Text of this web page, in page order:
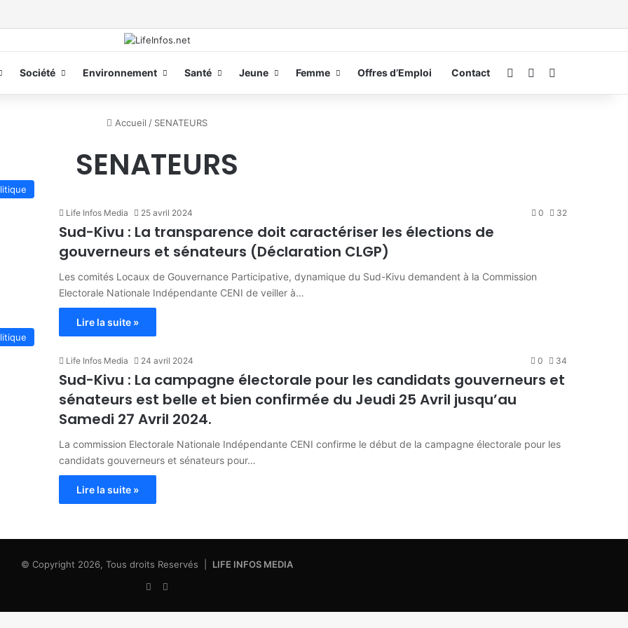
Société Environnement Santé Jeune Femme Offres d’Emploi Contact ConnexionSwitch skin
Accueil / SENATEURS
SENATEURS
Life Infos Media 25 avril 2024 0 32
Sud-Kivu : La transparence doit caractériser les élections de
gouverneurs et sénateurs (Déclaration CLGP)
Les comités Locaux de Gouvernance Participative, dynamique du Sud-Kivu demandent à la Commission
Electorale Nationale Indépendante CENI de veiller à…
Lire la suite »
Life Infos Media 24 avril 2024 0 34
Sud-Kivu : La campagne électorale pour les candidats gouverneurs et
sénateurs est belle et bien confirmée du Jeudi 25 Avril jusqu’au
Samedi 27 Avril 2024.
La commission Electorale Nationale Indépendante CENI confirme le début de la campagne électorale pour les
candidats gouverneurs et sénateurs pour…
Lire la suite »
© Copyright 2026, Tous droits Reservés | LIFE INFOS MEDIA
Facebook